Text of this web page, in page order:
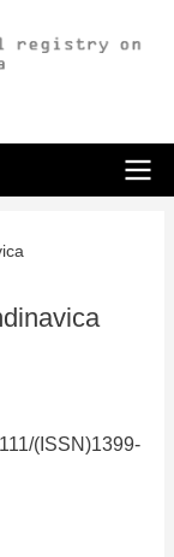
(ISSN)1399-